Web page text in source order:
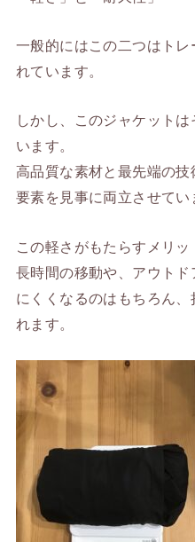
一般的にはこの二つはト
れています。
しかし、このジャケット
います。
高品質な素材と最先端の
要素を見事に両立させてい
この軽さがもたらすメリッ
長時間の移動や、アウト
にくくなるのはもちろん
れます。